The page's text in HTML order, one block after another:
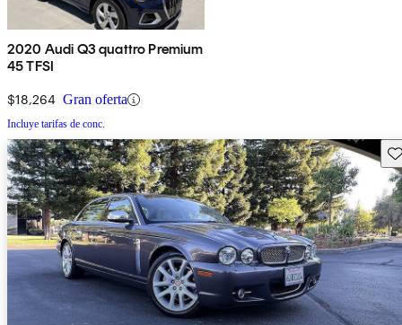
2020 Audi Q3 quattro Premium
45 TFSI
$18,264 Gran oferta
Incluye tarifas de conc.